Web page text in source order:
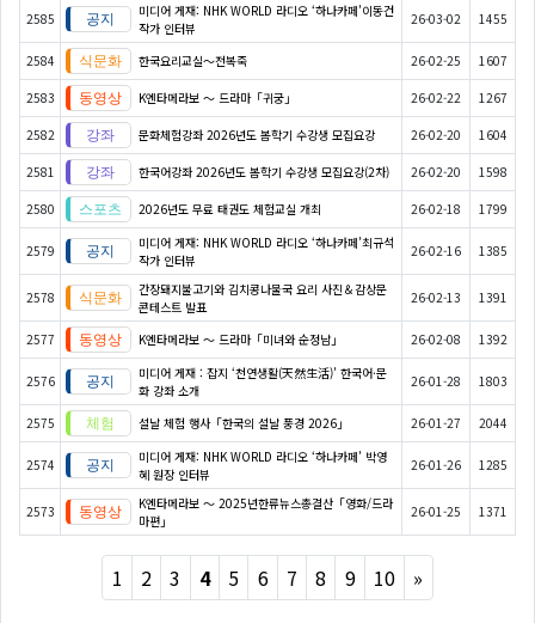
2585
미디어 게재: NHK WORLD 라디오 ‘하나카페’이동건
작가 인터뷰
26-03-02 1455
2584 한국요리교실〜전복죽 26-02-25 1607
2583 K엔타메라보 ～ 드라마「귀궁」 26-02-22 1267
2582 문화체험강좌 2026년도 봄학기 수강생 모집요강 26-02-20 1604
2581 한국어강좌 2026년도 봄학기 수강생 모집요강(2차) 26-02-20 1598
2580 2026년도 무료 태권도 체험교실 개최 26-02-18 1799
2579
미디어 게재: NHK WORLD 라디오 ‘하나카페’최규석
작가 인터뷰
26-02-16 1385
2578
간장돼지불고기와 김치콩나물국 요리 사진＆감상문
콘테스트 발표
26-02-13 1391
2577 K엔타메라보 ～ 드라마「미녀와 순정남」 26-02-08 1392
2576
미디어 게재 : 잡지 ‘천연생활(天然生活)’ 한국어·문
화 강좌 소개
26-01-28 1803
2575 설날 체험 행사「한국의 설날 풍경 2026」 26-01-27 2044
2574
미디어 게재: NHK WORLD 라디오 ‘하나카페’ 박영
혜 원장 인터뷰
26-01-26 1285
2573
K엔타메라보 ～ 2025년한류뉴스총결산「영화/드라
마편」
26-01-25 1371
1 2 3 4 5 6 7 8 9 10 »